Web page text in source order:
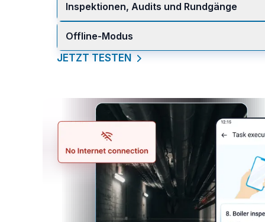
ausgewählte Benutzer zeichnet optionales
geöffnet und in Verwendung ist; berechtigte
unter Objektansichten → Karten.
Inspektionen, Audits und Rundgänge
Checklisten und Compliance-Prüfungen zu.
Offline-Modus
Nutzen Sie die App ohne Internet. Daten
JETZT TESTEN